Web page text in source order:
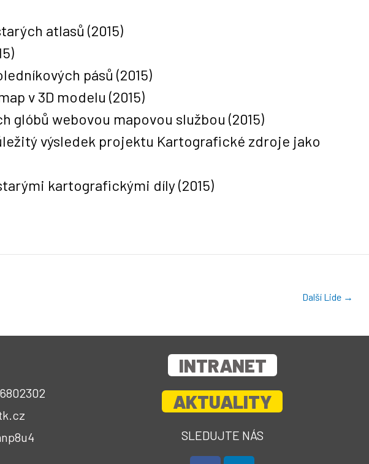
atlasů (2015)
pásů (2015)
v 3D modelu (2015)
glóbů webovou mapovou službou (2015)
výsledek projektu Kartografické zdroje jako
kartografickými díly(2015)
Další Lide →
INTRANET
AKTUALITY
SLEDUJTE NÁS